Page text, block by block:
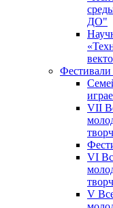
ДО"
Фестивали
VII
VI
V